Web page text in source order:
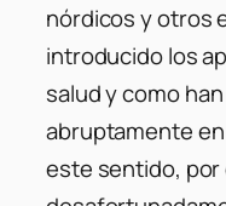
nórdicos y otros
introducido los
salud y como
abruptamente
este sentido, por